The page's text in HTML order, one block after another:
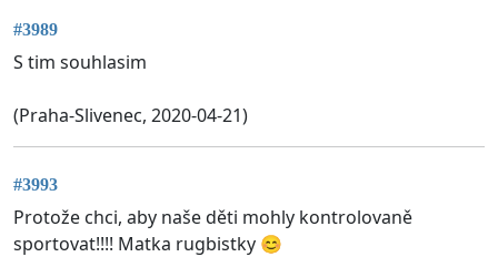
#3989
S tim souhlasim
(Praha-Slivenec, 2020-04-21)
#3993
Protože chci, aby naše děti mohly kontrolovaně
sportovat!!!! Matka rugbistky 😊